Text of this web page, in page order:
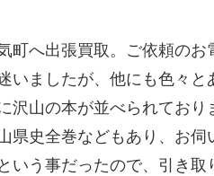
町へ出張買取。ご依頼の
いましたが、他にも色々
沢山の本が並べられてお
県史全巻などもあり、お
いう事だったので、引き